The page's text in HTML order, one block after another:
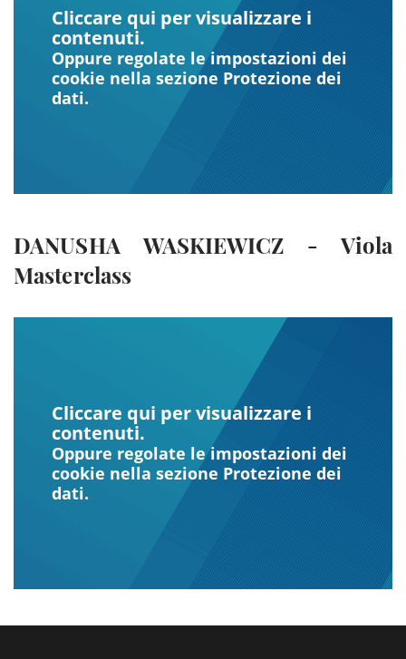
Cliccare qui per visualizzare i
contenuti.
Oppure regolate le impostazioni dei
cookie nella sezione Protezione dei
dati.
DANUSHA WASKIEWICZ - Viola
Masterclass
Cliccare qui per visualizzare i
contenuti.
Oppure regolate le impostazioni dei
cookie nella sezione Protezione dei
dati.